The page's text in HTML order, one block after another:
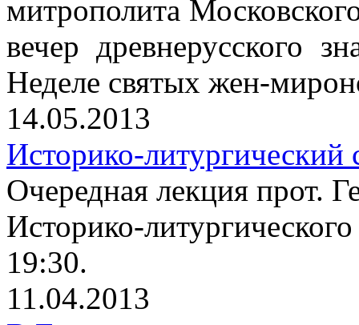
митрополита
вечер древнерусского
Неделе святых жен-
14.05.2013
Историко-литургический
Очередная лекция прот.
Историко-
19:30.
11.04.2013